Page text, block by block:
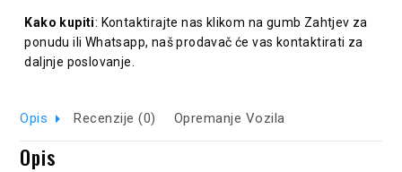
Kako kupiti: Kontaktirajte nas klikom na gumb Zahtjev za
ponudu ili Whatsapp, naš prodavač će vas kontaktirati za
daljnje poslovanje.
Opis Recenzije (0) Opremanje Vozila
Opis